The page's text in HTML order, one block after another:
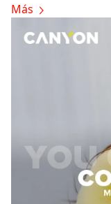
Más